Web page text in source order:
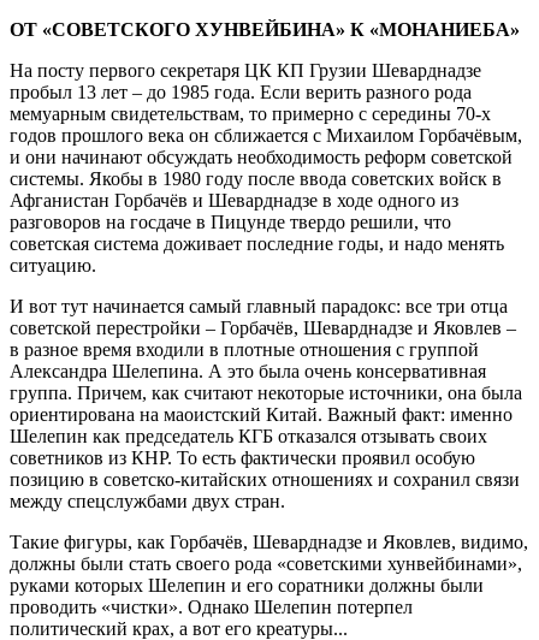
ОТ «СОВЕТСКОГО ХУНВЕЙБИНА» К «МОНАНИЕБА»
На посту первого секретаря ЦК КП Грузии Шеварднадзе
пробыл 13 лет – до 1985 года. Если верить разного рода
мемуарным свидетельствам, то примерно с середины 70-х
годов прошлого века он сближается с Михаилом Горбачёвым,
и они начинают обсуждать необходимость реформ советской
системы. Якобы в 1980 году после ввода советских войск в
Афганистан Горбачёв и Шеварднадзе в ходе одного из
разговоров на госдаче в Пицунде твердо решили, что
советская система доживает последние годы, и надо менять
ситуацию.
И вот тут начинается самый главный парадокс: все три отца
советской перестройки – Горбачёв, Шеварднадзе и Яковлев –
в разное время входили в плотные отношения с группой
Александра Шелепина. А это была очень консервативная
группа. Причем, как считают некоторые источники, она была
ориентирована на маоистский Китай. Важный факт: именно
Шелепин как председатель КГБ отказался отзывать своих
советников из КНР. То есть фактически проявил особую
позицию в советско-китайских отношениях и сохранил связи
между спецслужбами двух стран.
Такие фигуры, как Горбачёв, Шеварднадзе и Яковлев, видимо,
должны были стать своего рода «советскими хунвейбинами»,
руками которых Шелепин и его соратники должны были
проводить «чистки». Однако Шелепин потерпел
политический крах, а вот его креатуры...